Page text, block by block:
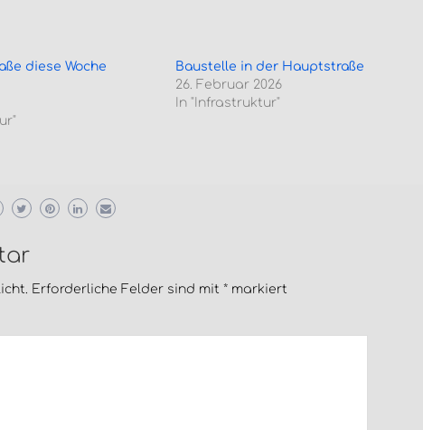
diese Woche
Baustelle in der Hauptstraße
26. Februar 2026
In "Infrastruktur"
Erforderliche Felder sind mit* markiert